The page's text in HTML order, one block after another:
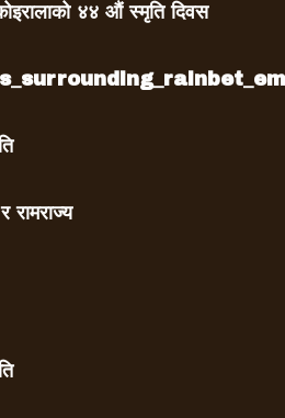
४४ औं स्मृति दिवस
रामराज्य